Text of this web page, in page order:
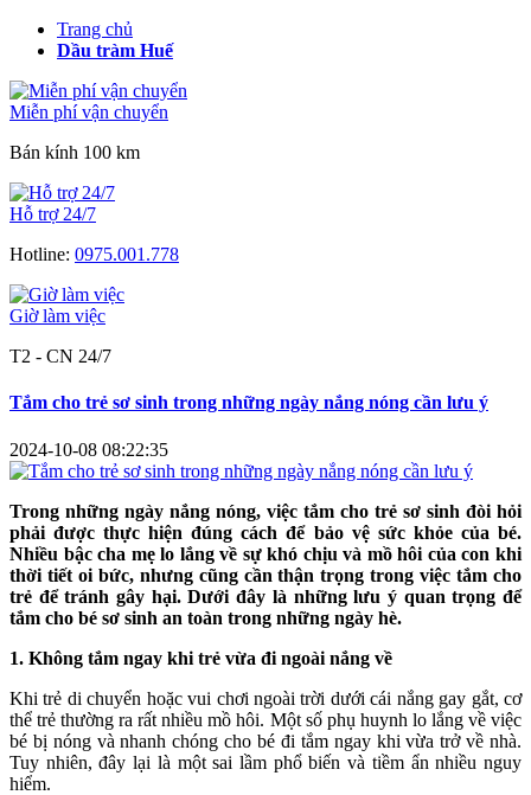
Trang chủ
Dầu tràm Huế
Miễn phí vận chuyển
Bán kính 100 km
Hỗ trợ 24/7
Hotline: 0975.001.778
Giờ làm việc
T2 - CN 24/7
Tắm cho trẻ sơ sinh trong những ngày nắng nóng cần lưu ý
2024-10-08 08:22:35
Trong những ngày nắng nóng, việc tắm cho trẻ sơ sinh đòi hỏi
phải được thực hiện đúng cách để bảo vệ sức khỏe của bé.
Nhiều bậc cha mẹ lo lắng về sự khó chịu và mồ hôi của con khi
thời tiết oi bức, nhưng cũng cần thận trọng trong việc tắm cho
trẻ để tránh gây hại. Dưới đây là những lưu ý quan trọng để
tắm cho bé sơ sinh an toàn trong những ngày hè.
1. Không tắm ngay khi trẻ vừa đi ngoài nắng về
Khi trẻ di chuyển hoặc vui chơi ngoài trời dưới cái nắng gay gắt, cơ
thể trẻ thường ra rất nhiều mồ hôi. Một số phụ huynh lo lắng về việc
bé bị nóng và nhanh chóng cho bé đi tắm ngay khi vừa trở về nhà.
Tuy nhiên, đây lại là một sai lầm phổ biến và tiềm ẩn nhiều nguy
hiểm.